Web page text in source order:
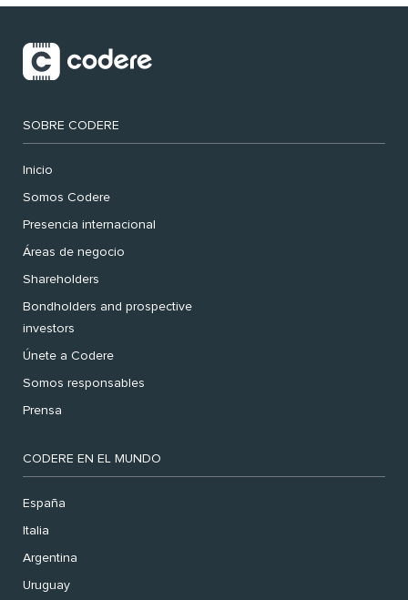
SOBRE CODERE
Inicio
Somos Codere
Presencia internacional
Áreas de negocio
Shareholders
Bondholders and prospective
investors
Únete a Codere
Somos responsables
Prensa
CODERE EN EL MUNDO
España
Italia
Argentina
Uruguay